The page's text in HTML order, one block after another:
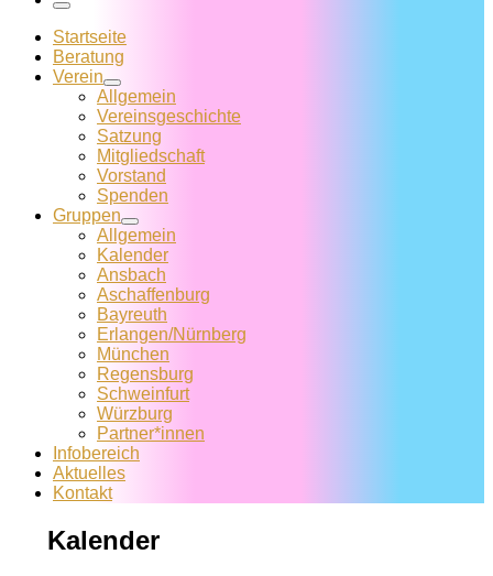
Menü
Startseite
Beratung
Verein
Allgemein
Vereins­geschichte
Satzung
Mitglied­schaft
Vorstand
Spenden
Gruppen
Allgemein
Kalender
Ansbach
Aschaffenburg
Bayreuth
Erlangen/Nürnberg
München
Regensburg
Schweinfurt
Würzburg
Partner*innen
Infobereich
Aktuelles
Kontakt
Kalender